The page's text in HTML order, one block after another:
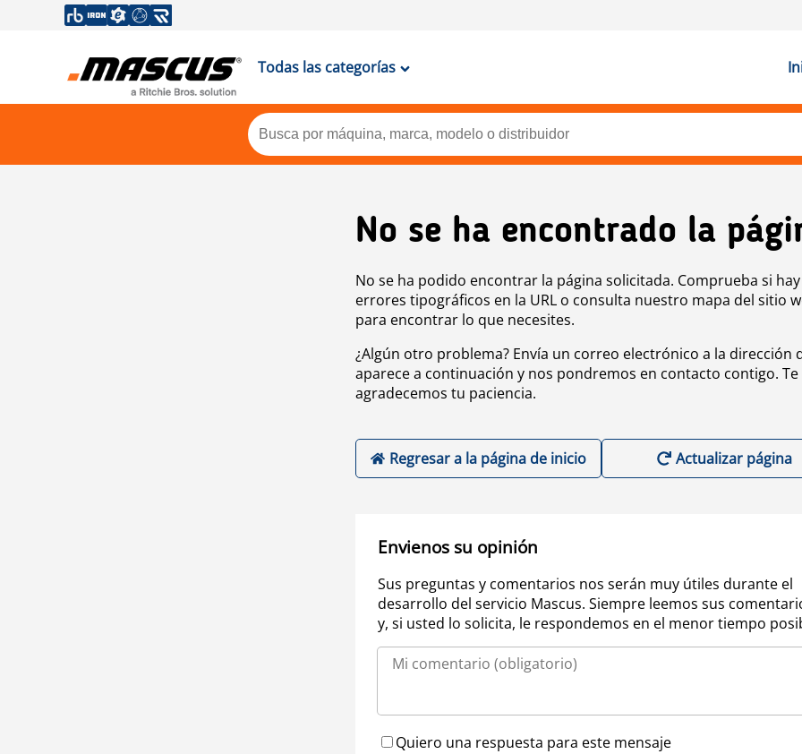
Todas las categorías
No se ha encontrado la
No se ha podido encontrar la página solicitada. Comprueba si hay
errores tipográficos en la URL o consulta nuestro mapa del sitio
para encontrar lo que necesites.
¿Algún otro problema? Envía un correo electrónico a la dirección
aparece a continuación y nos pondremos en contacto contigo. Te
agradecemos tu paciencia.
Regresar a la página de inicio Actualizar página
Envienos su opinión
Sus preguntas y comentarios nos serán muy útiles durante el
desarrollo del servicio Mascus. Siempre leemos sus
y, si usted lo solicita, le respondemos en el menor tiempo
Quiero una respuesta para este mensaje